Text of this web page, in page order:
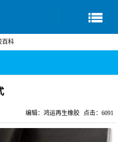
百科
点击：6091
编辑：鸿运再生橡胶